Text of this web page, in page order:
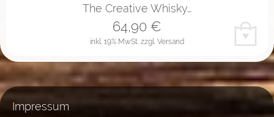
The Creative Whisky…
inkl. 19% MwSt. zzgl. Versand
64,90 €
Impressum